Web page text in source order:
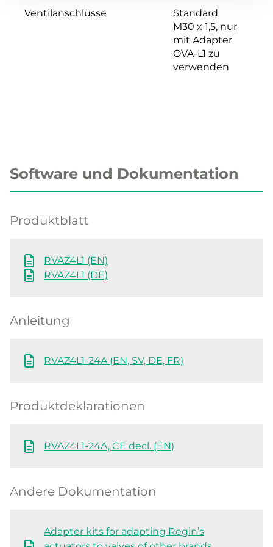
Ventilanschlüsse
Standard
M30 x 1,5, nur
mit Adapter
OVA-L1 zu
verwenden
Software und Dokumentation
Produktblatt
RVAZ4L1 (EN)
RVAZ4L1 (DE)
Anleitung
RVAZ4L1-24A (EN, SV, DE, FR)
Produktdeklarationen
RVAZ4L1-24A, CE decl. (EN)
Andere Dokumentation
Adapter kits for adapting Regin’s